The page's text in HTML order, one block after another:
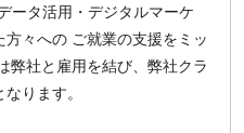
ータ活用・デジタルマーケ
々への ご就業の支援をミッ
弊社と雇用を結び、弊社クラ
ります。